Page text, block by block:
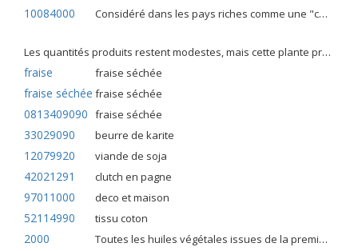
10084000 Considéré dans les pays riches comme une "céréale mineure", le fonio blanc est une graminée de la famille des poaceae cultivée pour ses graines dans certaines régions d'Afrique.
Les quantités produits restent modestes, mais cette plante présente malgré tout de nombreuses qualités. Elle est utilisé dans l'alimentation humaine et entre dans la préparation de nombreuses recettes traditionnelles africaines comme le couscous, la bouillie, les boulettes, les beignets et même le pain.
fraise fraise séchée
fraise séchée fraise séchée
0813409090 fraise séchée
33029090 beurre de karite
12079920 viande de soja
42021291 clutch en pagne
97011000 deco et maison
52114990 tissu coton
2000 Toutes les huiles végétales issues de la première pression à froid